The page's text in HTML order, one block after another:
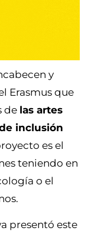
y
Erasmus que
de las artes
inclusión
es el
teniendo en
o el
presentó este